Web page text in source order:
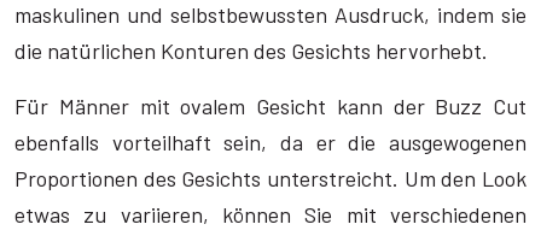
maskulinen und selbstbewussten Ausdruck, indem sie
die natürlichen Konturen des Gesichts hervorhebt.
Für Männer mit ovalem Gesicht kann der Buzz Cut
ebenfalls vorteilhaft sein, da er die ausgewogenen
Proportionen des Gesichts unterstreicht. Um den Look
etwas zu variieren, können Sie mit verschiedenen